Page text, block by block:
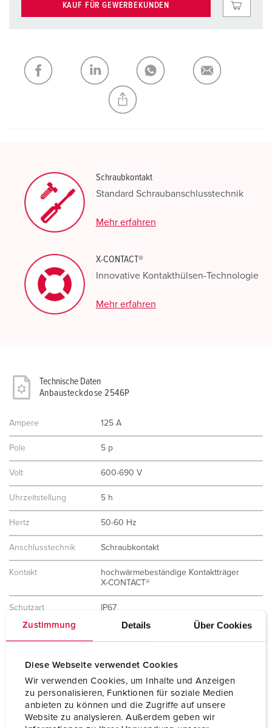
Zustimmung Details Über Cookies
Diese Webseite verwendet Cookies
Wir verwenden Cookies, um Inhalte und Anzeigen
zu personalisieren, Funktionen für soziale Medien
anbieten zu können und die Zugriffe auf unsere
Website zu analysieren. Außerdem geben wir
KAUF FÜR GEWERBEKUNDEN
Schraubkontakt
Standard Schraubanschlusstechnik
Mehr erfahren
X-CONTACT®
Innovative Kontakthülsen-Technologie
Mehr erfahren
Technische Daten
Anbausteckdose 2546P
Ampere 125 A
Pole 5 p
Volt 600-690 V
Uhrzeitstellung 5 h
Hertz 50-60 Hz
Anschlusstechnik Schraubkontakt
Kontakt
hochwärmebeständige Kontaktträger
X-CONTACT®
Schutzart IP67
Neigung 15 °
Gewicht 1050 g